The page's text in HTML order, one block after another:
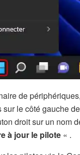
de
le côté gauche
droit sur un nom
à jour le pilote « .